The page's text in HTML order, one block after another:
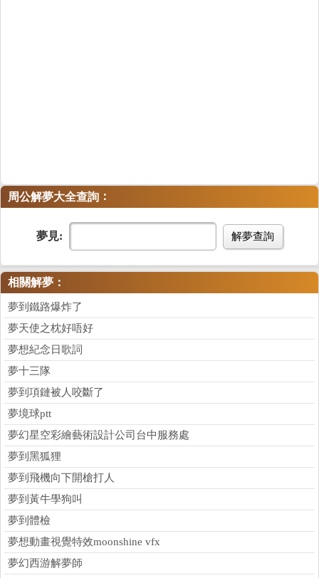
周公解夢大全查詢 ：
夢見: 解夢查詢
相關解夢：
夢到鐵路爆炸了
夢天使之枕好唔好
夢想紀念日歌詞
夢十三隊
夢到項鏈被人咬斷了
夢境球ptt
夢幻星空彩繪藝術設計公司台中服務處
夢到黑狐狸
夢到飛機向下開槍打人
夢到黃牛學狗叫
夢到體檢
夢想動畫視覺特效moonshine vfx
夢幻西游解夢師